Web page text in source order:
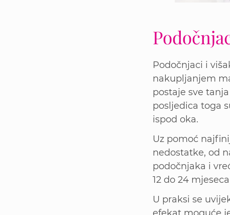
Podočnjaci i
nakupljanjem
postaje sve
posljedica toga
ispod oka.
Uz pomoć
nedostatke, od
podočnjaka i
12 do 24
U praksi se